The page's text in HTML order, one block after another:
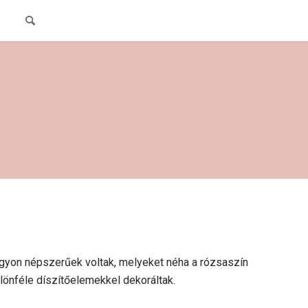
népszerűek voltak, melyeket néha a rózsaszín
díszítőelemekkel dekoráltak.